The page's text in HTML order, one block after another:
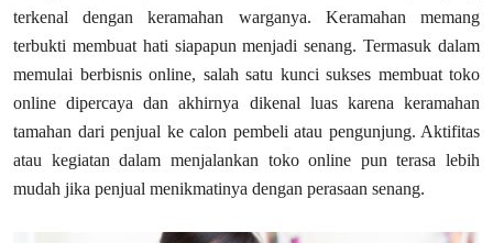
terkenal dengan keramahan warganya. Keramahan memang
terbukti membuat hati siapapun menjadi senang. Termasuk dalam
memulai berbisnis online, salah satu kunci sukses membuat toko
online dipercaya dan akhirnya dikenal luas karena keramahan
tamahan dari penjual ke calon pembeli atau pengunjung. Aktifitas
atau kegiatan dalam menjalankan toko online pun terasa lebih
mudah jika penjual menikmatinya dengan perasaan senang.